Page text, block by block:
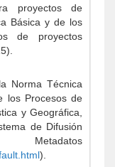
proyectos de
Básica y de los
de proyectos
Norma Técnica
los Procesos de
y Geográfica,
de Difusión
).